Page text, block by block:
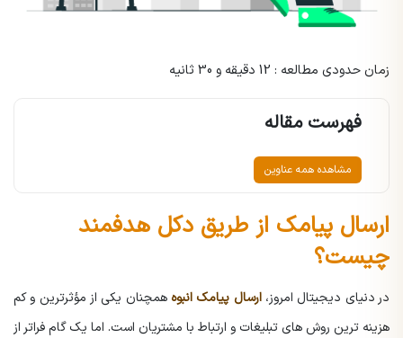
زمان حدودی مطالعه : 12 دقیقه و 30 ثانیه
فهرست مقاله
مشاهده همه عناوین
ارسال پیامک از طریق دکل هدفمند
چیست؟
در دنیای دیجیتال امروز،ارسال پیامک انبوههمچنان یکی از مؤثرترین و کم
هزینه ترین روش های تبلیغات و ارتباط با مشتریان است. اما یک گام فراتر از